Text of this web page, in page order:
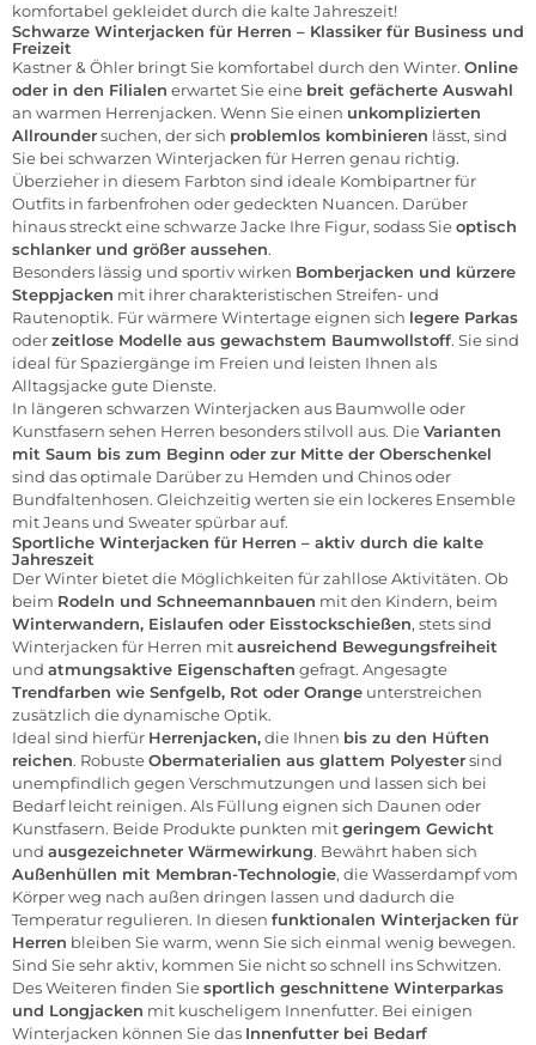
komfortabel gekleidet durch die kalte Jahreszeit!
Schwarze Winterjacken für Herren – Klassiker für Business und
Freizeit
Kastner & Öhler bringt Sie komfortabel durch den Winter. Online
oder in den Filialen erwartet Sie eine breit gefächerte Auswahl
an warmen Herrenjacken. Wenn Sie einen unkomplizierten
Allroundersuchen, der sich problemlos kombinieren lässt, sind
Sie bei schwarzen Winterjacken für Herren genau richtig.
Überzieher in diesem Farbton sind ideale Kombipartner für
Outfits in farbenfrohen oder gedeckten Nuancen. Darüber
hinaus streckt eine schwarze Jacke Ihre Figur, sodass Sieoptisch
schlanker und größer aussehen.
Besonders lässig und sportiv wirken Bomberjacken und kürzere
Steppjacken mit ihrer charakteristischen Streifen- und
Rautenoptik. Für wärmere Wintertage eignen sich legere Parkas
oderzeitlose Modelle aus gewachstem Baumwollstoff. Sie sind
ideal für Spaziergänge im Freien und leisten Ihnen als
Alltagsjacke gute Dienste.
In längeren schwarzen Winterjacken aus Baumwolle oder
Kunstfasern sehen Herren besonders stilvoll aus. DieVarianten
mit Saum bis zum Beginn oder zur Mitte der Oberschenkel
sind das optimale Darüber zu Hemden und Chinosoder
Bundfaltenhosen. Gleichzeitig werten sie ein lockeres Ensemble
mitJeans und Sweaterspürbar auf.
Sportliche Winterjacken für Herren – aktiv durch die kalte
Jahreszeit
Der Winter bietet die Möglichkeiten für zahllose Aktivitäten. Ob
beim Rodeln und Schneemannbauen mit den Kindern, beim
Winterwandern, Eislaufen oder Eisstockschießen, stets sind
Winterjacken für Herren mitausreichend Bewegungsfreiheit
und atmungsaktive Eigenschaften gefragt. Angesagte
Trendfarben wie Senfgelb, Rot oder Orange unterstreichen
zusätzlich die dynamische Optik.
Ideal sind hierfür Herrenjacken,die Ihnen bis zu den Hüften
reichen. RobusteObermaterialien aus glattem Polyestersind
unempfindlich gegen Verschmutzungen und lassen sich bei
Bedarf leicht reinigen. Als Füllung eignen sich Daunen oder
Kunstfasern. Beide Produkte punkten mitgeringem Gewicht
und ausgezeichneter Wärmewirkung. Bewährt haben sich
Außenhüllen mit Membran-Technologie, die Wasserdampf vom
Körper weg nach außen dringen lassen und dadurch die
Temperatur regulieren. In diesen funktionalen Winterjacken für
Herren bleiben Sie warm, wenn Sie sich einmal wenig bewegen.
Sind Sie sehr aktiv, kommen Sie nicht so schnell ins Schwitzen.
Des Weiteren finden Siesportlich geschnittene Winterparkas
und Longjacken mit kuscheligem Innenfutter. Bei einigen
Winterjacken können Sie das Innenfutter bei Bedarf